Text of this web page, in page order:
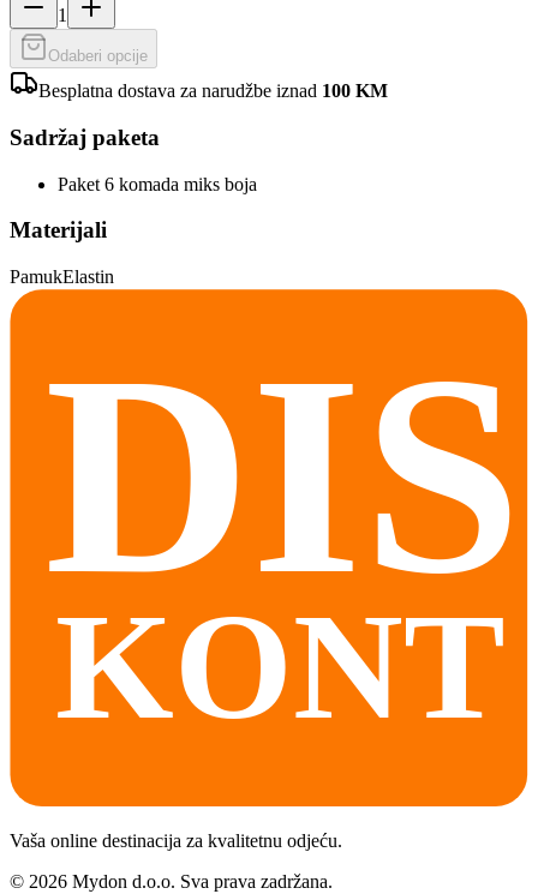
1
Odaberi opcije
Besplatna dostava za narudžbe iznad 100 KM
Sadržaj paketa
Paket 6 komada miks boja
Materijali
PamukElastin
Vaša online destinacija za kvalitetnu odjeću.
© 2026 Mydon d.o.o. Sva prava zadržana.